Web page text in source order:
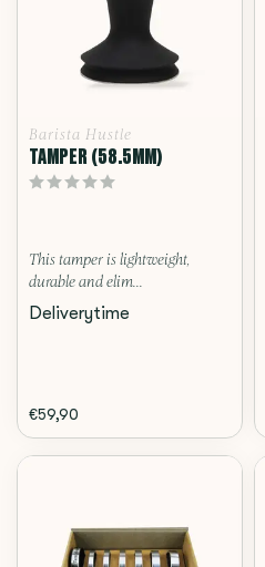
Barista Hustle
TAMPER (58.5MM)
This tamper is lightweight,
durable and elim...
Deliverytime
€59,90